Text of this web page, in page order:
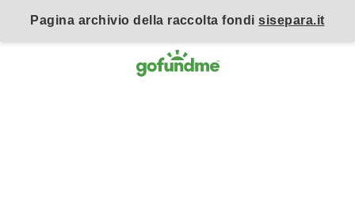
Pagina archivio della raccolta fondisisepara.it
Vai al contenuto